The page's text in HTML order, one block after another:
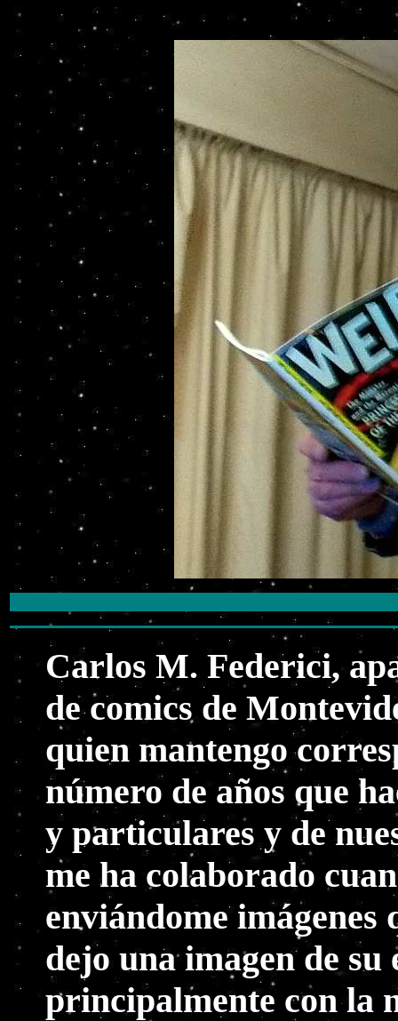
Carlos M. Federici,
de comics de
quien mantengo
número de años que
y particulares y de
me ha colaborado
enviándome
dejo una imagen de
principalmente con la